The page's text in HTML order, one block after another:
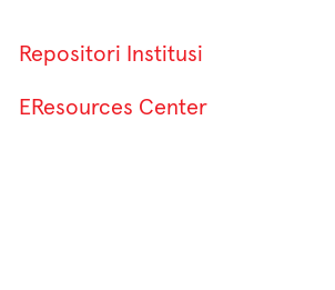
Repositori Institusi
EResources Center